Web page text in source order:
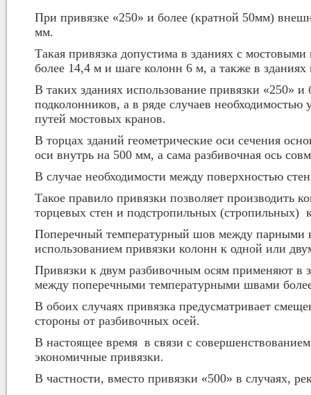
При привязке «250» и более (кратной 50мм)
мм.
Такая привязка допустима в зданиях с
более 14,4 м и шаге колонн 6 м, а также в
В таких зданиях использование привязки «250»
подколонников, а в ряде случаев
путей мостовых кранов.
В торцах зданий геометрические оси сечения
оси внутрь на 500 мм, а сама разбивочная ось
В случае необходимости между поверхностью
Такое правило привязки позволяет производить
торцевых стен и подстропильных (стропильных)
Поперечный температурный шов между парными
использованием привязки колонн к одной или
Привязки к двум разбивочным осям применяют в
между поперечными температурными швами
В обоих случаях привязка предусматривает
стороны от разбивочных осей.
В настоящее время в связи с
экономичные привязки.
В частности, вместо привязки «500» в случаях,